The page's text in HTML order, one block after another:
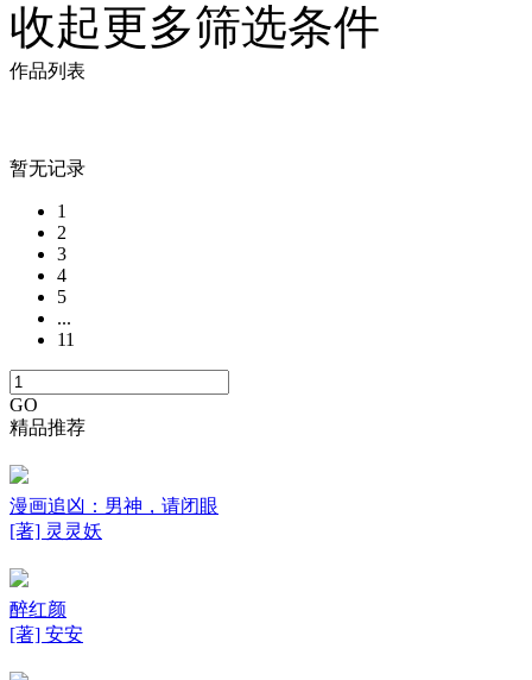
收起更多筛选条件
作品列表
暂无记录
1
2
3
4
5
...
11
GO
精品推荐
漫画追凶：男神，请闭眼
[著] 灵灵妖
醉红颜
[著] 安安